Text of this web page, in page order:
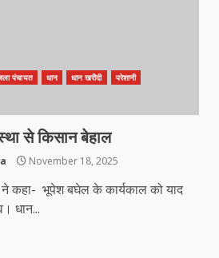
पंचायत धान धान खरीदी
परेशानी
से किसान बेहाल
November 18, 2025
कहा- भूपेश बघेल के कार्यकाल को याद
धान...